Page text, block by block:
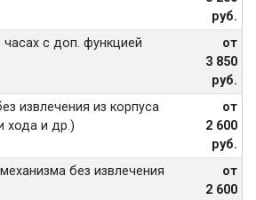
руб.
с доп. функцией
от
3 850
руб.
извлечения из корпуса
хода и др.)
от
2 600
руб.
без извлечения
от
2 600